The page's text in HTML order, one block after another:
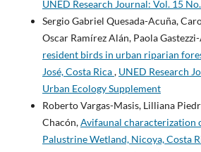
UNED Research Journal: Vol. 15
Sergio Gabriel Quesada-Acuña,
Oscar Ramírez Alán, Paola
resident birds in urban riparian
José, Costa Rica, UNED Research
Urban Ecology Supplement
Roberto Vargas-Masis, Lilliana
Chacón,Avifaunal characterization
Palustrine Wetland, Nicoya, Costa